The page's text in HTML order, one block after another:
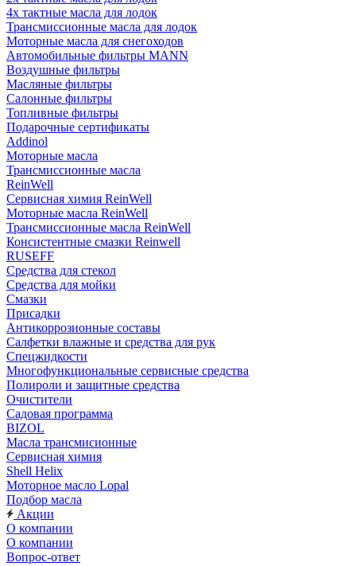
4х тактные масла для лодок
Трансмиссионные масла для лодок
Моторные масла для снегоходов
Автомобильные фильтры MANN
Воздушные фильтры
Масляные фильтры
Салонные фильтры
Топливные фильтры
Подарочные сертификаты
Addinol
Моторные масла
Трансмиссионные масла
ReinWell
Сервисная химия ReinWell
Моторные масла ReinWell
Трансмиссионные масла ReinWell
Консистентные смазки Reinwell
RUSEFF
Средства для стекол
Средства для мойки
Смазки
Присадки
Антикоррозионные составы
Салфетки влажные и средства для рук
Спецжидкости
Многофункциональные сервисные средства
Полироли и защитные средства
Очистители
Садовая программа
BIZOL
Масла трансмисионные
Сервисная химия
Shell Helix
Моторное масло Lopal
Подбор масла
Акции
О компании
О компании
Вопрос-ответ